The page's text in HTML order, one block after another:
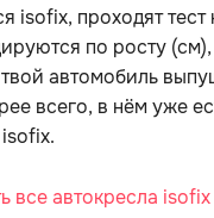
isofix, проходят тест
по росту (см),
автомобиль
всего, в нём уже
все автокресла